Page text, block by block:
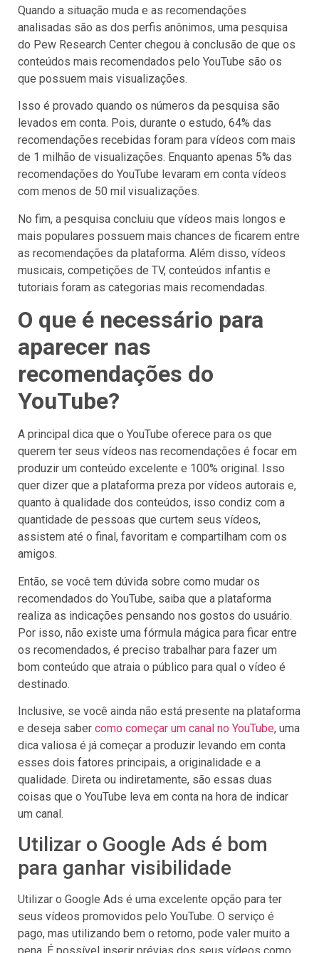
Quando a situação muda e as recomendações
analisadas são as dos perfis anônimos, uma pesquisa
do Pew Research Center chegou à conclusão de que os
conteúdos mais recomendados pelo YouTube são os
que possuem mais visualizações.
Isso é provado quando os números da pesquisa são
levados em conta. Pois, durante o estudo, 64% das
recomendações recebidas foram para vídeos com mais
de 1 milhão de visualizações. Enquanto apenas 5% das
recomendações do YouTube levaram em conta vídeos
com menos de 50 mil visualizações.
No fim, a pesquisa concluiu que vídeos mais longos e
mais populares possuem mais chances de ficarem entre
as recomendações da plataforma. Além disso, vídeos
musicais, competições de TV, conteúdos infantis e
tutoriais foram as categorias mais recomendadas.
O que é necessário para
aparecer nas
recomendações do
YouTube?
A principal dica que o YouTube oferece para os que
querem ter seus vídeos nas recomendações é focar em
produzir um conteúdo excelente e 100% original. Isso
quer dizer que a plataforma preza por vídeos autorais e,
quanto à qualidade dos conteúdos, isso condiz com a
quantidade de pessoas que curtem seus vídeos,
assistem até o final, favoritam e compartilham com os
amigos.
Então, se você tem dúvida sobre como mudar os
recomendados do YouTube, saiba que a plataforma
realiza as indicações pensando nos gostos do usuário.
Por isso, não existe uma fórmula mágica para ficar entre
os recomendados, é preciso trabalhar para fazer um
bom conteúdo que atraia o público para qual o vídeo é
destinado.
Inclusive, se você ainda não está presente na plataforma
e deseja saber como começar um canal no YouTube, uma
dica valiosa é já começar a produzir levando em conta
esses dois fatores principais, a originalidade e a
qualidade. Direta ou indiretamente, são essas duas
coisas que o YouTube leva em conta na hora de indicar
um canal.
Utilizar o Google Ads é bom
para ganhar visibilidade
Utilizar o Google Ads é uma excelente opção para ter
seus vídeos promovidos pelo YouTube. O serviço é
pago, mas utilizando bem o retorno, pode valer muito a